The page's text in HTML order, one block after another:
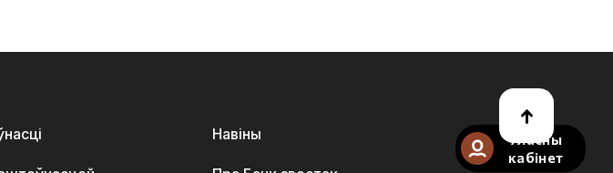
Навіны
Уласны
кабінет